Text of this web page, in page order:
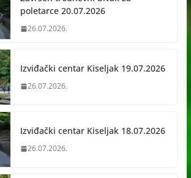
poletarce 20.07.2026
26.07.2026.
Izviđački centar Kiseljak 19.07.2026
26.07.2026.
Izviđački centar Kiseljak 18.07.2026
26.07.2026.